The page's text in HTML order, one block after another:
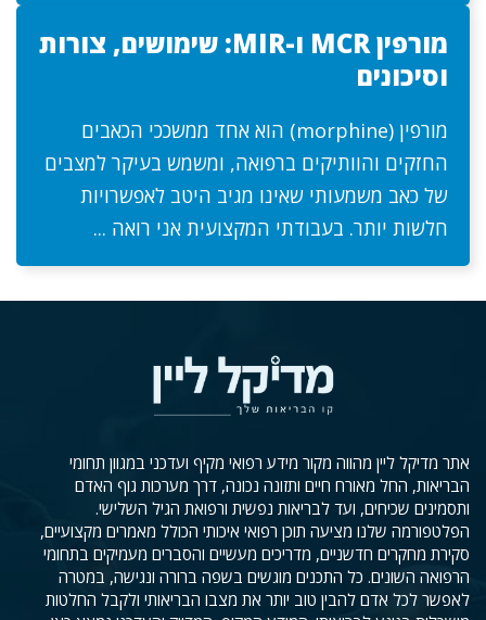
מורפין MCR ו-MIR: שימושים, צורות
וסיכונים
מורפין (morphine) הוא אחד ממשככי הכאבים
החזקים והוותיקים ברפואה, ומשמש בעיקר למצבים
של כאב משמעותי שאינו מגיב היטב לאפשרויות
חלשות יותר. בעבודתי המקצועית אני רואה ...
אתר מדיקל ליין מהווה מקור מידע רפואי מקיף ועדכני במגוון תחומי
הבריאות, החל מאורח חיים ותזונה נכונה, דרך מערכות גוף האדם
ותסמינים שכיחים, ועד לבריאות נפשית ורפואת הגיל השלישי.
הפלטפורמה שלנו מציעה תוכן רפואי איכותי הכולל מאמרים מקצועיים,
סקירת מחקרים חדשניים, מדריכים מעשיים והסברים מעמיקים בתחומי
הרפואה השונים. כל התכנים מוגשים בשפה ברורה ונגישה, במטרה
לאפשר לכל אדם להבין טוב יותר את מצבו הבריאותי ולקבל החלטות